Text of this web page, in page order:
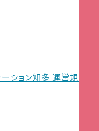
ション知多 運営規程